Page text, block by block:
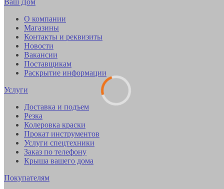
О компании
Магазины
Контакты и реквизиты
Новости
Вакансии
Поставщикам
Раскрытие информации
Услуги
Доставка и подъем
Резка
Колеровка краски
Прокат инструментов
Услуги спецтехники
Заказ по телефону
Крыша вашего дома
Покупателям